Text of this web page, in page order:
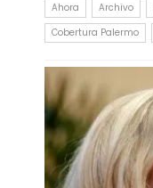
Ahora Archivo
Cobertura Palermo